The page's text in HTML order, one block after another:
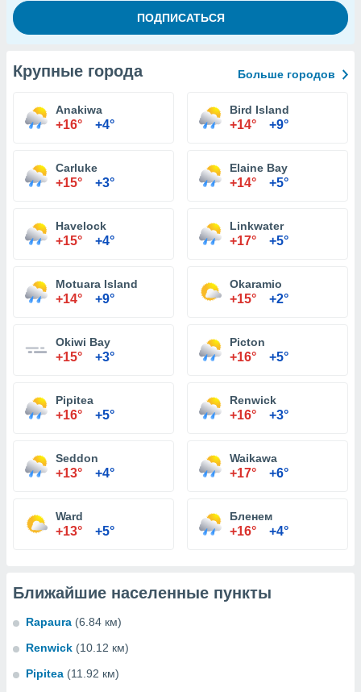
Крупные города Больше городов
Anakiwa
+16° +4°
Bird Island
+14° +9°
Carluke
+15° +3°
Elaine Bay
+14° +5°
Havelock
+15° +4°
Linkwater
+17° +5°
Motuara Island
+14° +9°
Okaramio
+15° +2°
Okiwi Bay
+15° +3°
Picton
+16° +5°
Pipitea
+16° +5°
Renwick
+16° +3°
Seddon
+13° +4°
Waikawa
+17° +6°
Ward
+13° +5°
Бленем
+16° +4°
Ближайшие населенные пункты
Rapaura (6.84 км)
Renwick (10.12 км)
Pipitea (11.92 км)